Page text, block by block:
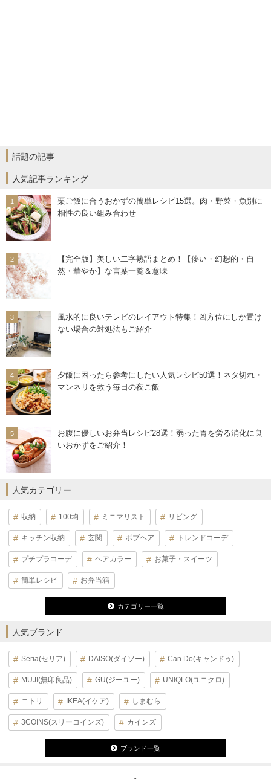
話題の記事
人気記事ランキング
栗ご飯に合うおかずの簡単レシピ15選。肉・野菜・魚別に
相性の良い組み合わせ
【完全版】美しい二字熟語まとめ！【儚い・幻想的・自
然・華やか】な言葉一覧＆意味
風水的に良いテレビのレイアウト特集！凶方位にしか置け
ない場合の対処法もご紹介
夕飯に困ったら参考にしたい人気レシピ50選！ネタ切れ・
マンネリを救う毎日の夜ご飯
お腹に優しいお弁当レシピ28選！弱った胃を労る消化に良
いおかずをご紹介！
人気カテゴリー
収納 100均 ミニマリスト リビング
キッチン収納 玄関 ボブヘア トレンドコーデ
プチプラコーデ ヘアカラー お菓子・スイーツ
簡単レシピ お弁当箱
カテゴリー一覧
人気ブランド
Seria(セリア) DAISO(ダイソー) Can Do(キャンドゥ)
MUJI(無印良品) GU(ジーユー) UNIQLO(ユニクロ)
ニトリ IKEA(イケア) しまむら
3COINS(スリーコインズ) カインズ
ブランド一覧